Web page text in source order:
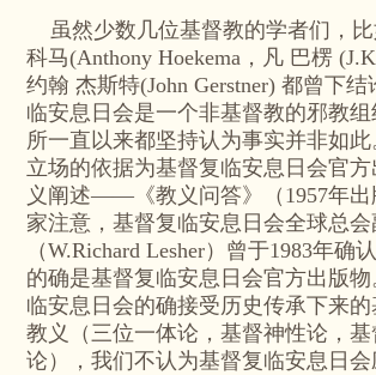
虽然少数几位基督教的学者们，
科马(Anthony Hoekema，凡 巴楞
约翰 杰斯特(John Gerstner) 都曾下
临安息日会是一个非基督教的邪教
所一直以来都坚持认为事实并非如
立场的依据为基督复临安息日会官
义阐述——《教义问答》（1957年出
家注意，基督复临安息日会全球总
（W.Richard Lesher）曾于1983年确
的确是基督复临安息日会官方出版
临安息日会的确接受历史传承下来
教义（三位一体论，基督神性论，
论），我们不认为基督复临安息日